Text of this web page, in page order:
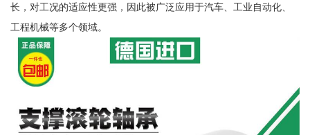
长，对工况的适应性更强，因此被广泛应用于汽车、工业自动化、
工程机械等多个领域。